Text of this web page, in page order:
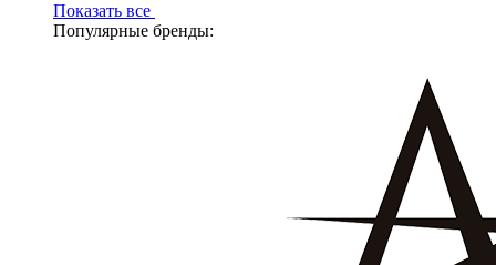
Показать все
Популярные бренды: